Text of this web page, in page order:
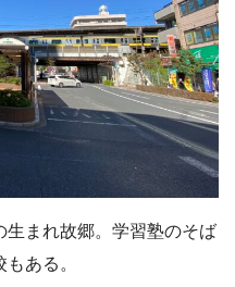
まれ故郷。学習塾のそば
ある。